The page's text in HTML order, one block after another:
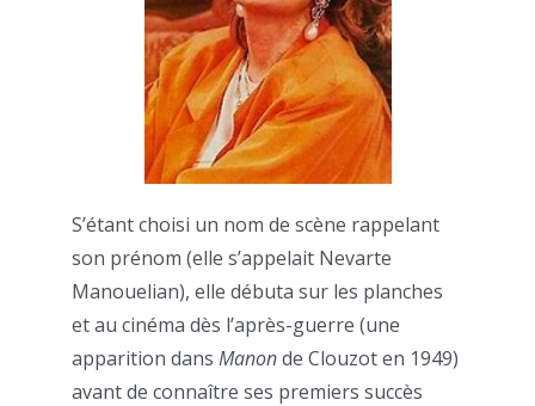
S’étant choisi un nom de scène rappelant
son prénom (elle s’appelait Nevarte
Manouelian), elle débuta sur les planches
et au cinéma dès l’après-guerre (une
apparition dans Manonde Clouzot en 1949)
avant de connaître ses premiers succès